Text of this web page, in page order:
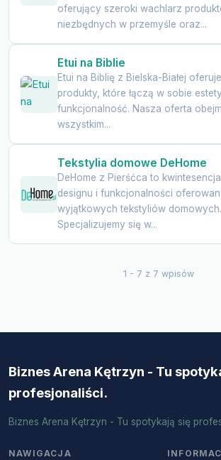
oferujący szeroki wachlarz
niezbędnych w przemyśle oraz...
Etui na Biblie
Etui na Biblię z Bielska-Białej
produkty, które łączą w sobie
funkcjonalność. Nasza oferta
wszystkim...
Tekstylia domowe DeHome
DeHome z Pierśćca to
designu i funkcjonalności
wyjątkowych tekstyliów domowych.
Specjalizujemy się w...
1 - 7 z 7 wpisów
Biznes Arena Kętrzyn - Tu
profesjonaliści.
Biznes Arena Kętrzyn - Tu spotykają się
NAWIGACJA